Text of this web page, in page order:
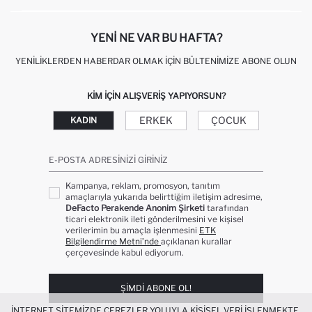
YENI NE VAR BU HAFTA?
YENILIKLERDEN HABERDAR OLMAK İÇIN BÜLTENIMIZE ABONE OLUN
KIM IÇIN ALIŞVERIŞ YAPIYORSUN?
KADIN ERKEK ÇOCUK
E-POSTA ADRESINIZI GIRINIZ
Kampanya, reklam, promosyon, tanıtım
amaçlarıyla yukarıda belirttiğim iletişim adresime,
DeFacto Perakende Anonim Şirketi tarafından
ticari elektronik ileti gönderilmesini ve kişisel
verilerimin bu amaçla işlenmesini ETK
Bilgilendirme Metni’nde açıklanan kurallar
çerçevesinde kabul ediyorum.
ŞIMDI ABONE OL!